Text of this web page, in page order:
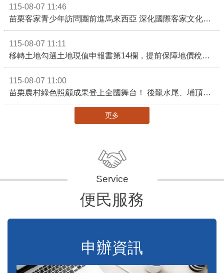
115-08-07 11:46
苗栗客家青少年訪問團前進馬來西亞 深化國際客家文化交流
115-08-07 11:11
移轉土地勾選土地現值申報書第14欄，提前保障地價稅節稅權益
115-08-07 11:00
苗栗農村綠色照顧成果登上全國舞台！ 後龍水尾、埔頂社區前進2026高齡健康產業博覽會
更多
便民服務
申辦資訊